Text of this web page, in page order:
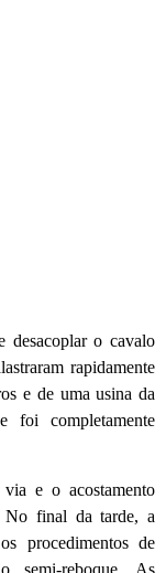
desacoplar o cavalo
rapidamente
e de uma usina da
foi completamente
e o acostamento
No final da tarde, a
procedimentos de